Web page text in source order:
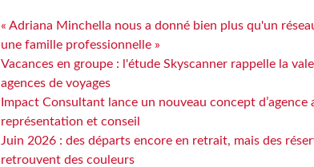
« Adriana Minchella nous a donné bien plus qu'un
une famille professionnelle »
Vacances en groupe : l'étude Skyscanner rappelle la
agences de voyages
Impact Consultant lance un nouveau concept d’agence
représentation et conseil
Juin 2026 : des départs encore en retrait, mais des
retrouvent des couleurs